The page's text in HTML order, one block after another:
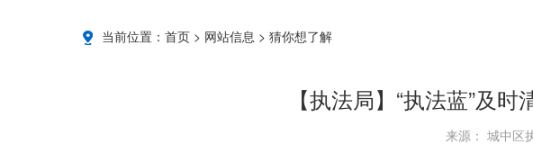
当前位置： 首页 > 网站信息 > 猜你想了解
【执法局】“执法蓝”及
来源： 城中